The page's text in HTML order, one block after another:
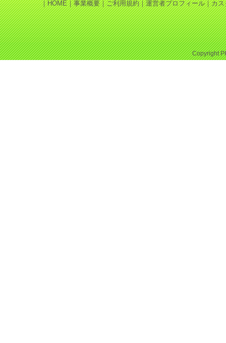
｜HOME｜事業概要｜ご利用規約｜運営者プロフィール｜カス
Copyright